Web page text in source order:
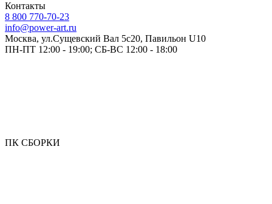
Контакты
8 800 770-70-23
info@power-art.ru
Москва, ул.Сущевский Вал 5с20, Павильон U10
ПН-ПТ 12:00 - 19:00; СБ-ВС 12:00 - 18:00
ПК СБОРКИ